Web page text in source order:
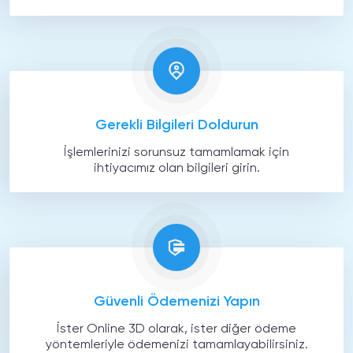
Gerekli Bilgileri Doldurun
İşlemlerinizi sorunsuz tamamlamak için
ihtiyacımız olan bilgileri girin.
Güvenli Ödemenizi Yapın
İster Online 3D olarak, ister diğer ödeme
yöntemleriyle ödemenizi tamamlayabilirsiniz.